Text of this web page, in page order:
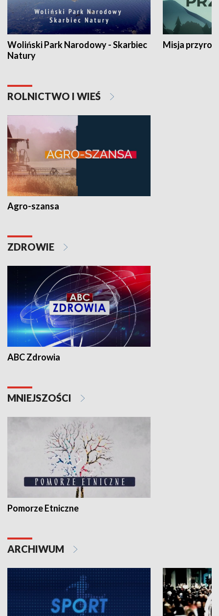
Woliński Park Narodowy - Skarbiec
Natury
Misja
ROLNICTWO I WIEŚ
Agro-szansa
ZDROWIE
ABC Zdrowia
MNIEJSZOŚCI
Pomorze Etniczne
ARCHIWUM